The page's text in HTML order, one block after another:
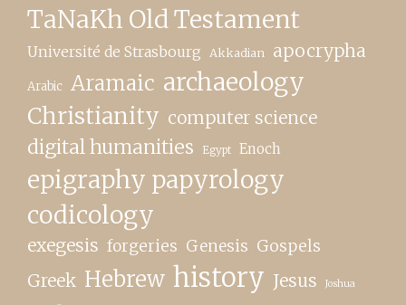
TaNaKh Old Testament
Université de Strasbourg Akkadian apocrypha
Arabic Aramaic archaeology
Christianity computer science
digital humanities Egypt Enoch
epigraphy papyrology
codicology
exegesis forgeries Genesis Gospels
Greek Hebrew history Jesus Joshua